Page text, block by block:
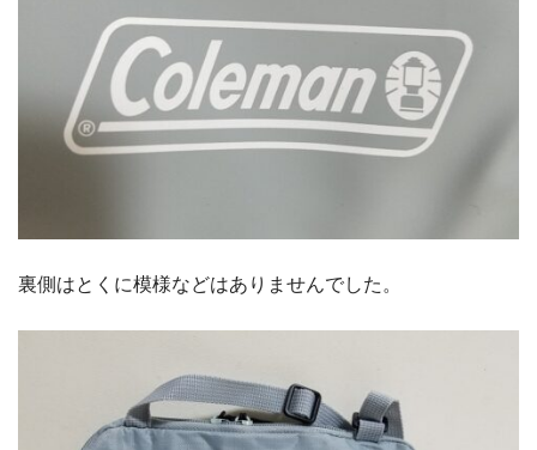
裏側はとくに模様などはありませんでした。